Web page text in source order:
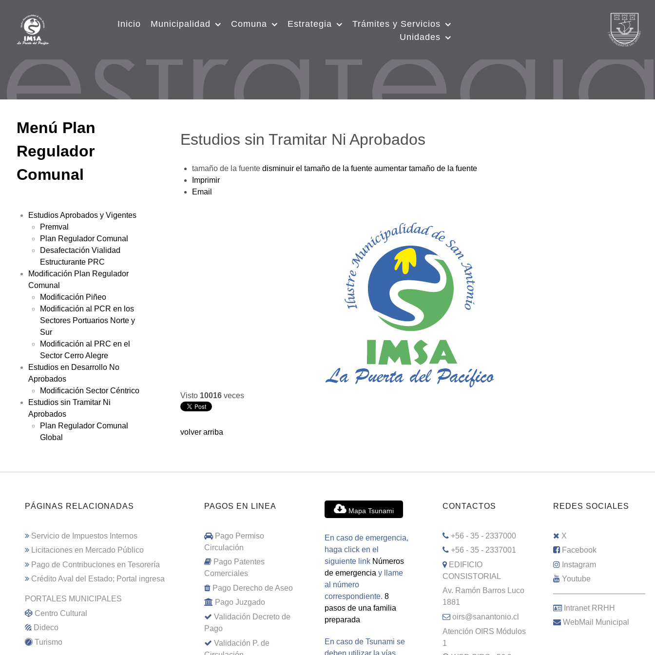
Inicio Municipalidad Comuna Estrategia
Trámites y Servicios
Unidades
Menú Plan
Regulador
Comunal
Estudios Aprobados y Vigentes
Premval
Plan Regulador Comunal
Desafectación Vialidad
Estructurante PRC
Modificación Plan Regulador
Comunal
Modificación Piñeo
Modificación al PCR en los
Sectores Portuarios Norte y
Sur
Modificación al PRC en el
Sector Cerro Alegre
Estudios en Desarrollo No
Aprobados
Modificación Sector Céntrico
Estudios sin Tramitar Ni
Aprobados
Plan Regulador Comunal
Global
Estudios sin Tramitar Ni Aprobados
tamaño de la fuente disminuir el tamaño de la fuente aumentar tamaño de la fuente
Imprimir
Email
Visto 10016 veces
volver arriba
PÁGINAS RELACIONADAS
Servicio de Impuestos Internos
Licitaciones en Mercado Público
Pago de Contribuciones en Tesorería
Crédito Aval del Estado; Portal ingresa
PORTALES MUNICIPALES
Centro Cultural
Dideco
Turismo
PAGOS EN LINEA
Pago Permiso
Circulación
Pago Patentes
Comerciales
Pago Derecho de Aseo
Pago Juzgado
Validación Decreto de
Pago
Validación P. de
Mapa Tsunami
En caso de emergencia,
haga click en el
siguiente link Números
de emergencia y llame
al número
correspondiente. 8
pasos de una familia
preparada
En caso de Tsunami se
deben utilizar la vías
CONTACTOS
+56 - 35 - 2337000
+56 - 35 - 2337001
EDIFICIO
CONSISTORIAL
Av. Ramón Barros Luco
1881
oirs@sanantonio.cl
Atención OIRS Módulos
1
REDES SOCIALES
X
Facebook
Instagram
Youtube
–––––––––––––––––––––
Intranet RRHH
WebMail Municipal